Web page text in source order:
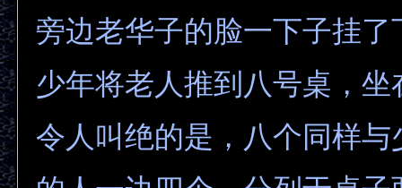
旁边老华子的脸一下子挂了
少年将老人推到八号桌，坐
令人叫绝的是，八个同样与